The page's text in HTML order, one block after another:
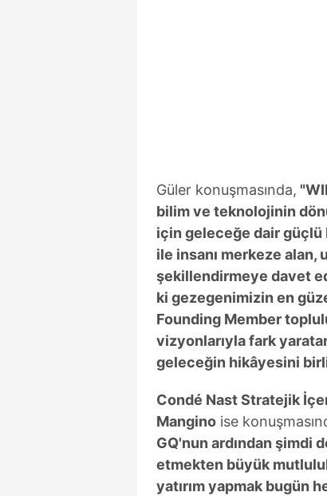
Güler konuşmasında,
bilim ve teknolojinin
için geleceğe dair güçlü
ile insanı merkeze
şekillendirmeye davet
ki gezegenimizin en
Founding Member
vizyonlarıyla fark
geleceğin hikâyesini
Condé Nast Stratejik
Mangino ise
GQ'nun ardından şimdi
etmekten büyük
yatırım yapmak bugün